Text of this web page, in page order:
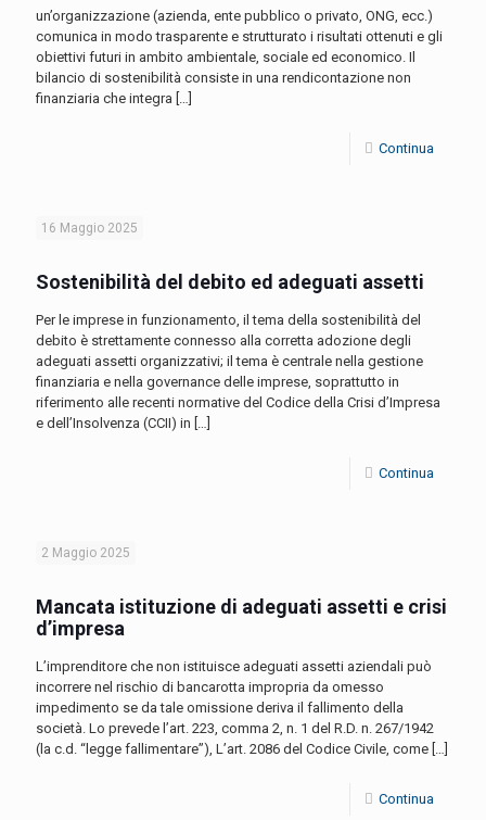
un’organizzazione (azienda, ente pubblico o privato, ONG, ecc.)
comunica in modo trasparente e strutturato i risultati ottenuti e gli
obiettivi futuri in ambito ambientale, sociale ed economico. Il
bilancio di sostenibilità consiste in una rendicontazione non
finanziaria che integra
Continua
16 Maggio 2025
Sostenibilità del debito ed adeguati assetti
Per le imprese in funzionamento, il tema della sostenibilità del
debito è strettamente connesso alla corretta adozione degli
adeguati assetti organizzativi; il tema è centrale nella gestione
finanziaria e nella governance delle imprese, soprattutto in
riferimento alle recenti normative del Codice della Crisi d’Impresa
e dell’Insolvenza (CCII) in
Continua
2 Maggio 2025
Mancata istituzione di adeguati assetti e crisi
d’impresa
L’imprenditore che non istituisce adeguati assetti aziendali può
incorrere nel rischio di bancarotta impropria da omesso
impedimento se da tale omissione deriva il fallimento della
società. Lo prevede l’art. 223, comma 2, n. 1 del R.D. n. 267/1942
(la c.d. “legge fallimentare”), L’art. 2086 del Codice Civile, come
Continua